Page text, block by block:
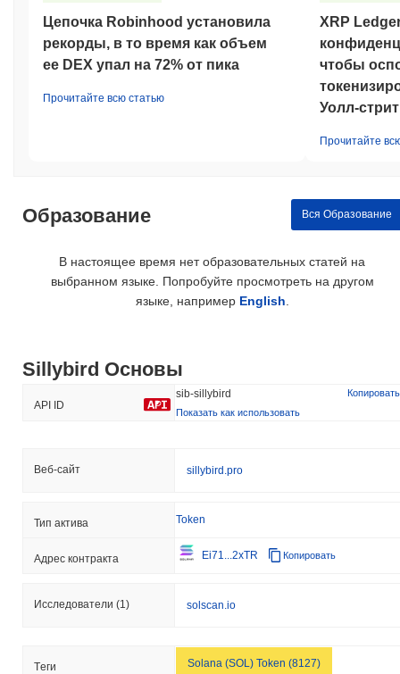
Цепочка Robinhood установила
рекорды, в то время как объем
ее DEX упал на 72% от пика
Прочитайте всю статью
XRP
чтобы
Уолл-стрит
Прочитайте
Образование Вся Образование
В настоящее время нет образовательных статей на
выбранном языке. Попробуйте просмотреть на другом
языке, например English
Sillybird Основы
API ID
sib-sillybird
Копировать
Показать как использовать
Веб-сайт sillybird.pro
Тип актива Token
Адрес контракта Ei71...2xTR Копировать
Исследователи (1) solscan.io
Tеги Solana (SOL) Token (8127)